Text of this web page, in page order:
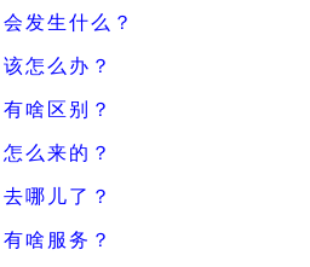
会发生什么？
该怎么办？
有啥区别？
怎么来的？
去哪儿了？
有啥服务？